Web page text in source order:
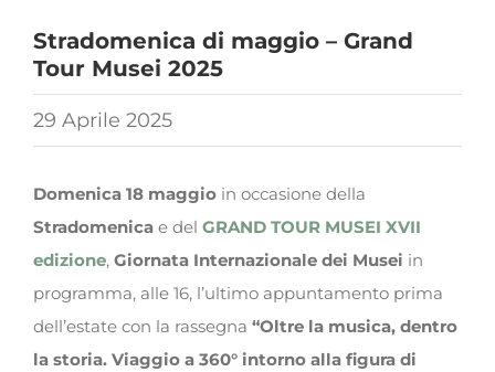
Stradomenica di maggio – Grand
Tour Musei 2025
29 Aprile 2025
Domenica 18 maggioin occasione della
Stradomenicae del GRAND TOUR MUSEI XVII
edizione, Giornata Internazionale dei Musei in
programma, alle 16, l’ultimo appuntamento prima
dell’estate con la rassegna “Oltre la musica, dentro
la storia. Viaggio a 360° intorno alla figura di